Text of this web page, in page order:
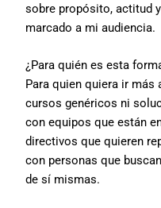
sobre propósito, actitud
marcado a mi audiencia.
¿Para quién es esta
Para quien quiera ir más
cursos genéricos ni
con equipos que están
directivos que quieren
con personas que
de sí mismas.